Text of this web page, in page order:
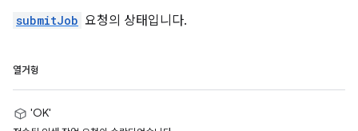
submitJob 요청의 상태입니다.
열거형
'OK'